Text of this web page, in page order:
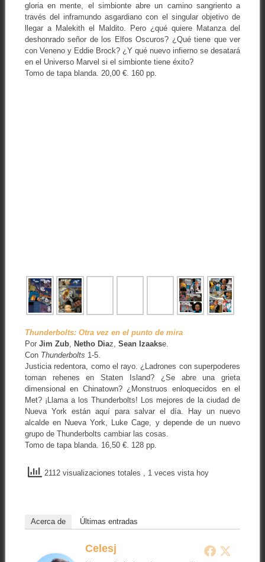
gloria en mente, el simbionte abre un camino sangriento a
través del inframundo asgardiano con el singular objetivo de
llegar a Malekith el Maldito. Pero ¿qué quiere Matanza del
deshonrado señor de los Elfos Oscuros? ¿Qué tiene que ver
con Veneno y Eddie Brock? ¿Y qué nuevo infierno se desatará
en el Universo Marvel si el simbionte tiene éxito?
Tomo de tapa blanda. 20,00 €. 160 pp.
Thunderbolts: Otra vez en el punto de mira
Por Jim Zub, Netho Diaz, Sean Izaakse.
Con Thunderbolts 1-5.
Justicia redentora, como el rayo. ¿Ladrones con superpoderes
toman rehenes en Staten Island? ¿Se abre una grieta
dimensional en Chinatown? ¿Monstruos enloquecidos en el
Met? ¡Llama a los Thunderbolts! Los mejores de la ciudad de
Nueva York están aquí para salvar el día. Hay un nuevo
alcalde en Nueva York, Luke Cage, y depende de un nuevo
grupo de Thunderbolts cambiar las cosas.
Tomo de tapa blanda. 16,50 €. 128 pp.
2112 visualizaciones totales , 1 veces vista hoy
Acerca de Últimas entradas
Celesj